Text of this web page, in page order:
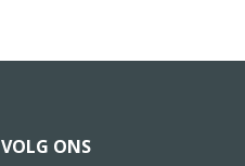
VOLG ONS